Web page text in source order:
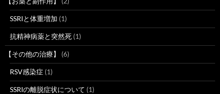
SSRIと体重増加 (1)
抗精神病薬と突然死 (1)
【その他の治療】 (6)
RSV感染症 (1)
SSRIの離脱症状について (1)